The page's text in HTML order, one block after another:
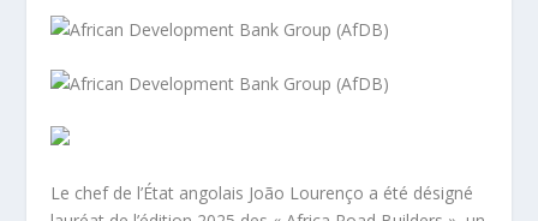
Le chef de l’État angolais João Lourenço a été désigné